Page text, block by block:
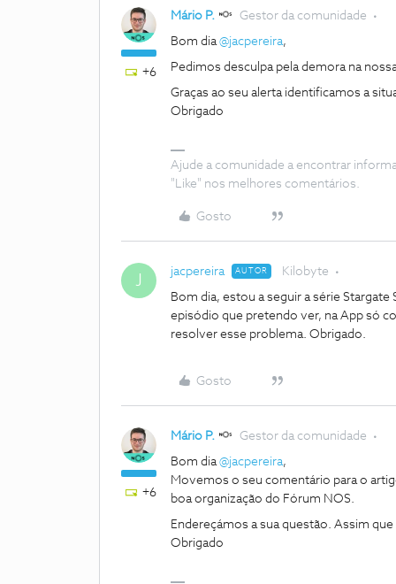
+6
Mário P. Gestor da comunidade
Bom dia@jacpereira,
Pedimos desculpa pela demora na
Graças ao seu alerta identificamos a
Obrigado
Ajude a comunidade a encontrar
"Like" nos melhores comentários.
Gosto
J jacpereira AUTOR Kilobyte
Bom dia, estou a seguir a série
episódio que pretendo ver, na App só
resolver esse problema. Obrigado.
Gosto
+6
Mário P. Gestor da comunidade
Bom dia@jacpereira,
Movemos o seu comentário para o
boa organização do Fórum NOS.
Endereçámos a sua questão. Assim
Obrigado